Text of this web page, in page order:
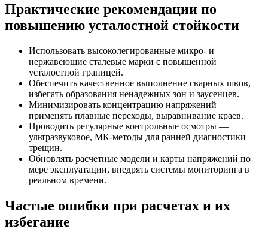
Практические рекомендации по
повышению усталостной стойкости
Использовать высоколегированные микро- и
нержавеющие сталевые марки с повышенной
усталостной границей.
Обеспечить качественное выполнение сварных швов,
избегать образования ненадежных зон и заусенцев.
Минимизировать концентрацию напряжений —
применять плавные переходы, выравнивание краев.
Проводить регулярные контрольные осмотры —
ультразвуковое, МК-методы для ранней диагностики
трещин.
Обновлять расчетные модели и карты напряжений по
мере эксплуатации, внедрять системы мониторинга в
реальном времени.
Частые ошибки при расчетах и их
избегание